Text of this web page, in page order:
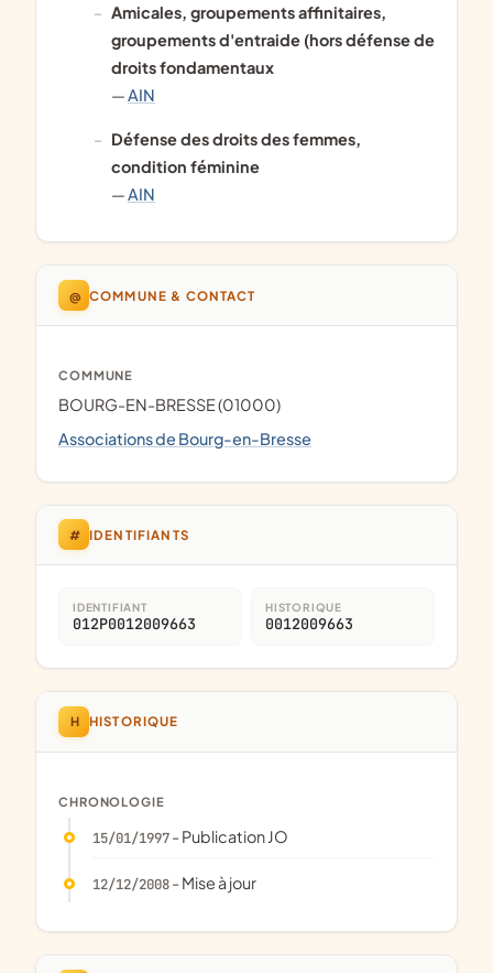
amicales, groupements affinitaires,
groupements d'entraide (hors défense de
droits fondamentaux
—AIN
défense des droits des femmes,
condition féminine
—AIN
@ COMMUNE & CONTACT
COMMUNE
BOURG-EN-BRESSE (01000)
Associations de Bourg-en-Bresse
# IDENTIFIANTS
IDENTIFIANT
012P0012009663
HISTORIQUE
0012009663
H HISTORIQUE
CHRONOLOGIE
15/01/1997- Publication JO
12/12/2008- Mise à jour